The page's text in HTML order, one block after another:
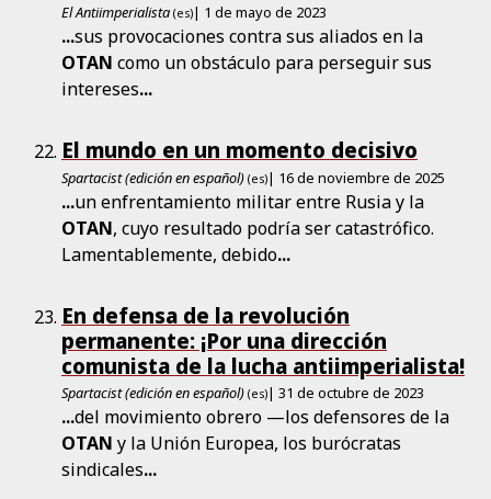
El Antiimperialista (es)| 1 de mayo de 2023
...sus provocaciones contra sus aliados en la
OTAN como un obstáculo para perseguir sus
intereses...
El mundo en un momento decisivo
Spartacist (edición en español) (es)| 16 de noviembre de 2025
...un enfrentamiento militar entre Rusia y la
OTAN, cuyo resultado podría ser catastrófico.
Lamentablemente, debido...
En defensa de la revolución
permanente: ¡Por una dirección
comunista de la lucha antiimperialista!
Spartacist (edición en español) (es)| 31 de octubre de 2023
...del movimiento obrero —los defensores de la
OTAN y la Unión Europea, los burócratas
sindicales...